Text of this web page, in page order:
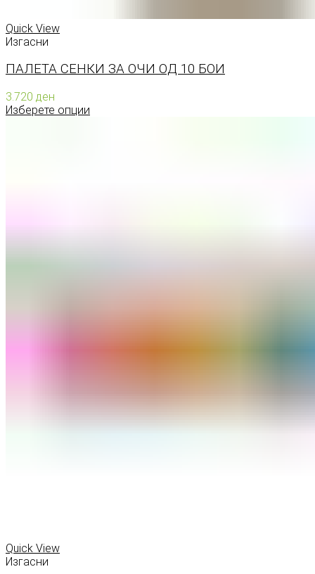
Quick View
Изгасни
ПАЛЕТА СЕНКИ ЗА ОЧИ ОД 10 БОИ
3.720 ден
Изберете опции
Quick View
Изгасни